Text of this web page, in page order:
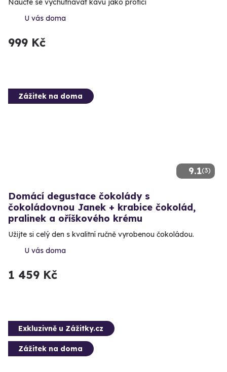
U vás doma
999 Kč
9.1(3)
Zážitek na doma
Domácí degustace čokolády s
čokoládovnou Janek + krabice čokolád,
pralinek a oříškového krému
Užijte si celý den s kvalitní ručně vyrobenou čokoládou.
U vás doma
1 459 Kč
Exkluzivně u Zážitky.cz
Zážitek na doma